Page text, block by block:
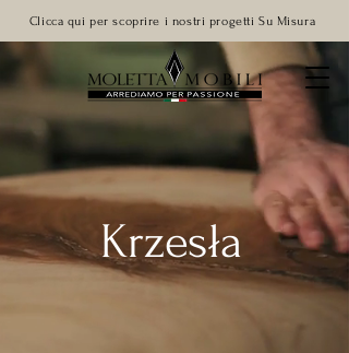
Clicca qui per scoprire i nostri progetti Su Misura
Krzesła